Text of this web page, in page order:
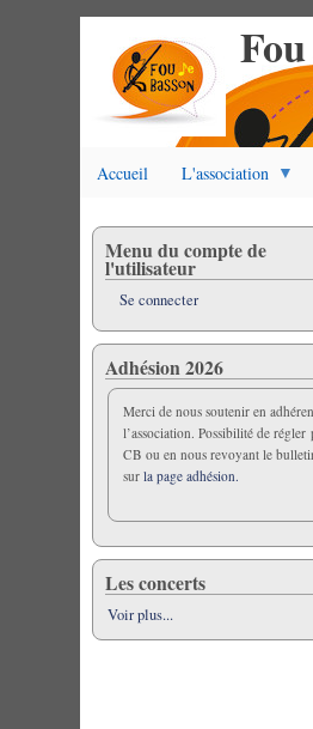
Accueil L'association
Menu du compte de
l'utilisateur
Se connecter
Adhésion 2026
Merci de nous soutenir en
l’association. Possibilité de régler
CB ou en nous revoyant le
surla page adhésion.
Les concerts
Voir plus...